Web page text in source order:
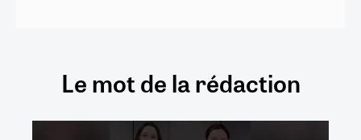
Le mot de la rédaction